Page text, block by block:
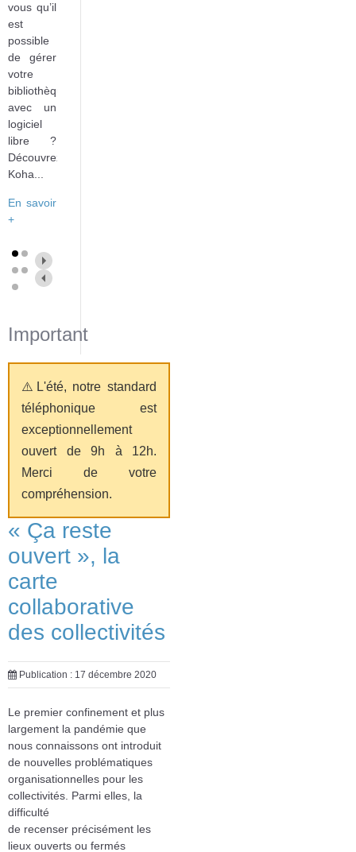
vous qu’il
est
possible
de gérer
votre
bibliothèque
avec un
logiciel
libre ?
Découvrez
Koha...
En savoir
+
Important
⚠️L'été, notre standard
téléphonique est
exceptionnellement
ouvert de 9h à 12h.
Merci de votre
compréhension.
« Ça reste
ouvert », la
carte
collaborative
des collectivités
Publication : 17 décembre 2020
Le premier confinement et plus
largement la pandémie que
nous connaissons ont introduit
de nouvelles problématiques
organisationnelles pour les
collectivités. Parmi elles, la
difficulté
de recenser précisément les
lieux ouverts ou fermés